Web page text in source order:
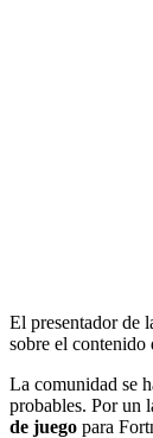
El presentador de
sobre el contenido
La comunidad se
probables. Por un
de juego para